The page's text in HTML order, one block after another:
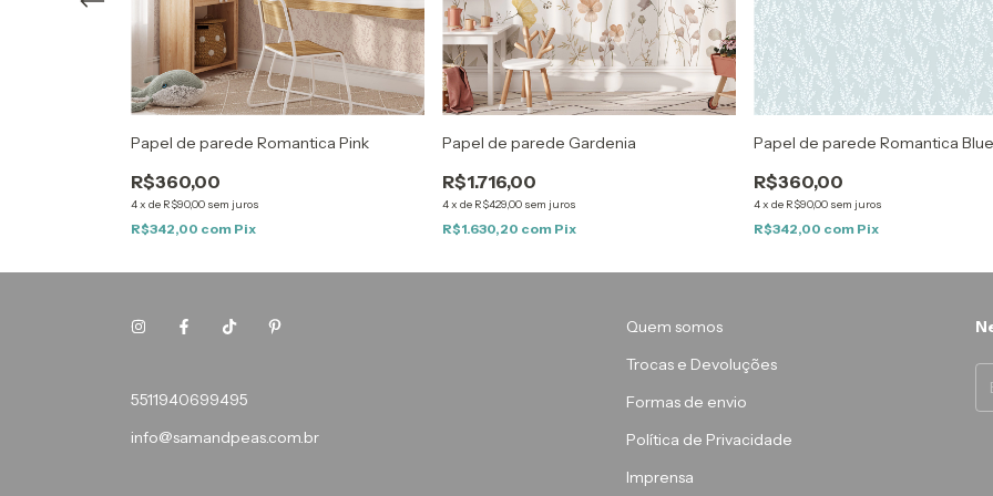
Papel de parede Romantica Pink
R$360,00
4x de R$90,00 sem juros
R$342,00 com Pix
Papel de parede Gardenia
R$1.716,00
4x de R$429,00 sem juros
R$1.630,20 com Pix
Papel de parede Romantica Blue
R$360,00
4x de R$90,00 sem juros
R$342,00 com Pix
5511940699495
info@samandpeas.com.br
Quem somos
Trocas e Devoluções
Formas de envio
Política de Privacidade
Imprensa